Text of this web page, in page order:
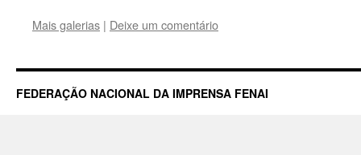
Mais galerias | Deixe um comentário
FEDERAÇÃO NACIONAL DA IMPRENSA FENAI